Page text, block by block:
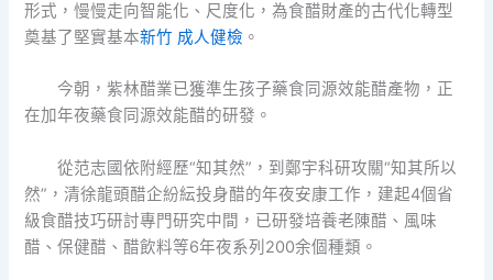
形式，慢慢走向智能化、尺度化，為食醋財產的古代化轉型
奠基了堅實基本新竹 成人健檢 。
今朝，紫林醋業已獲準生孩子藥食同源效能醋產物，正
在加年夜藥食同源效能醋的研發。
從范志國依附經歷“知其然”，到鄭宇科研攻關“知其所以
然”，清徐龍頭醋企紛紜投身醋的年夜安康工作，建起4個省
級食醋技巧研討專門研究中間，已研發培養老陳醋、風味
醋、保健醋、醋飲料等6年夜系列200余個種類。